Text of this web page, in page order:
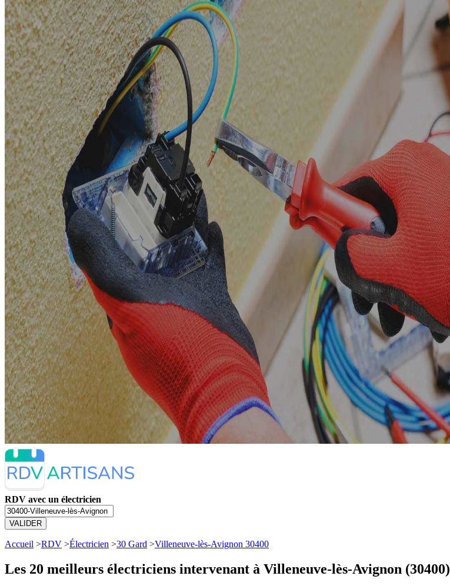
RDV avec un électricien
VALIDER
Accueil >RDV >Électricien >30 Gard >Villeneuve-lès-Avignon 30400
Les 20 meilleurs électriciens intervenant à Villeneuve-lès-Avignon (30400)